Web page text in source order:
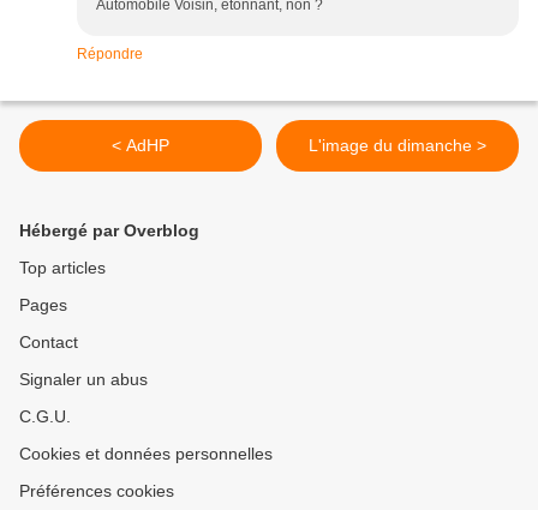
Automobile Voisin, étonnant, non ?
Répondre
< AdHP L'image du dimanche >
Hébergé par Overblog
Top articles
Pages
Contact
Signaler un abus
C.G.U.
Cookies et données personnelles
Préférences cookies